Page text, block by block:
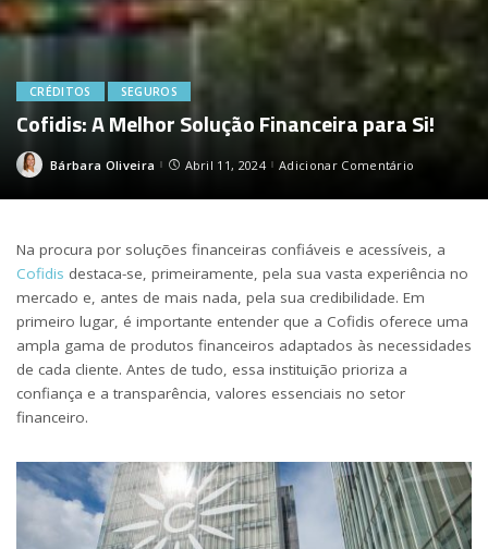
CRÉDITOS SEGUROS
Cofidis: A Melhor Solução Financeira para Si!
Posted
Bárbara Oliveira Abril 11, 2024 Adicionar Comentário
Na procura por soluções financeiras confiáveis e acessíveis, a
Cofidis destaca-se, primeiramente, pela sua vasta experiência no
mercado e, antes de mais nada, pela sua credibilidade. Em
primeiro lugar, é importante entender que a Cofidis oferece uma
ampla gama de produtos financeiros adaptados às necessidades
de cada cliente. Antes de tudo, essa instituição prioriza a
confiança e a transparência, valores essenciais no setor
financeiro.